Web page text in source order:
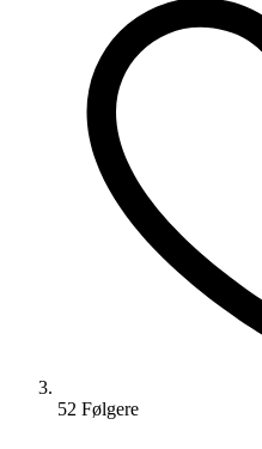
52 Følgere